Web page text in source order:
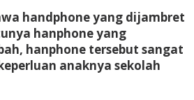
handphone yang dijambret
hanphone yang
hanphone tersebut sangat
anaknya sekolah